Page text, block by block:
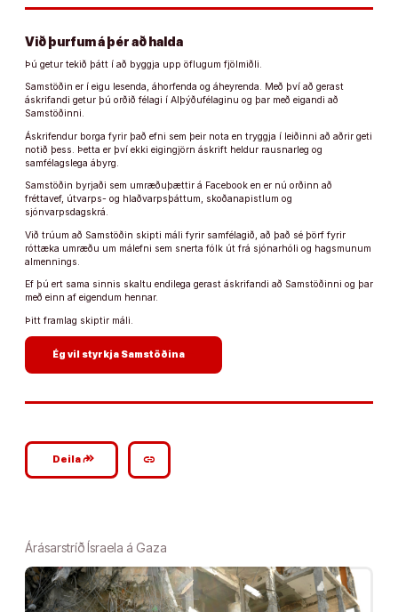
Við þurfum á þér að halda
Þú getur tekið þátt í að byggja upp öflugum fjölmiðli.
Samstöðin er í eigu lesenda, áhorfenda og áheyrenda. Með því að gerast
áskrifandi getur þú orðið félagi í Alþýðufélaginu og þar með eigandi að
Samstöðinni.
Áskrifendur borga fyrir það efni sem þeir nota en tryggja í leiðinni að aðrir geti
notið þess. Þetta er því ekki eigingjörn áskrift heldur rausnarleg og
samfélagslega ábyrg.
Samstöðin byrjaði sem umræðuþættir á Facebook en er nú orðinn að
fréttavef, útvarps- og hlaðvarpsþáttum, skoðanapistlum og
sjónvarpsdagskrá.
Við trúum að Samstöðin skipti máli fyrir samfélagið, að það sé þörf fyrir
róttæka umræðu um málefni sem snerta fólk út frá sjónarhóli og hagsmunum
almennings.
Ef þú ert sama sinnis skaltu endilega gerast áskrifandi að Samstöðinni og þar
með einn af eigendum hennar.
Þitt framlag skiptir máli.
Ég vil styrkja Samstöðina
Deilagoogle_plus_reshare link
Árásarstríð Ísraela á Gaza